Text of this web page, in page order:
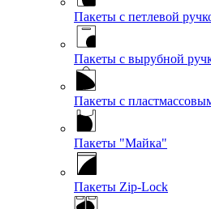
Пакеты с петлевой
Пакеты с вырубной
Пакеты с
Пакеты "Майка"
Пакеты Zip-Lock